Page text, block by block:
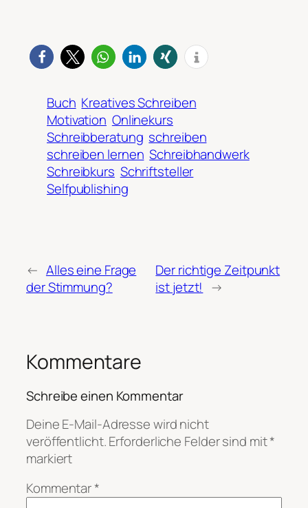
Buch Kreatives Schreiben
Motivation Onlinekurs
Schreibberatung schreiben
schreiben lernen Schreibhandwerk
Schreibkurs Schriftsteller
Selfpublishing
← Alles eine Frage
der Stimmung?
Der richtige Zeitpunkt
ist jetzt! →
Kommentare
Schreibe einen Kommentar
Deine E-Mail-Adresse wird nicht
veröffentlicht.Erforderliche Felder sind mit*
markiert
Kommentar*